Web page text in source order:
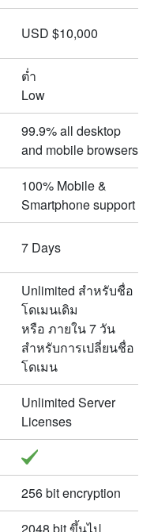
USD $10,000
ต่ำ
Low
99.9% all desktop
and mobile browsers
100% Mobile &
Smartphone support
7 Days
Unlimited สำหรับชื่อ
โดเมนเดิม
หรือ ภายใน 7 วัน
สำหรับการเปลี่ยนชื่อ
โดเมน
Unlimited Server
Licenses
256 bit encryption